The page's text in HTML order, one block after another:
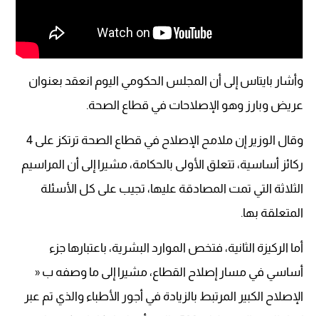
وأشار بايتاس إلى أن المجلس الحكومي اليوم انعقد بعنوان
عريض وبارز وهو الإصلاحات في قطاع الصحة.
وقال الوزير إن ملامح الإصلاح في قطاع الصحة ترتكز على 4
ركائز أساسية، تتعلق الأولى بالحكامة، مشيرا إلى أن المراسيم
الثلاثة التي تمت المصادقة عليها، تجيب على كل الأسئلة
المتعلقة بها.
أما الركيزة الثانية، فتخص الموارد البشرية، باعتبارها جزء
أساسي في مسار إصلاح القطاع، مشيرا إلى ما وصفه ب «
الإصلاح الكبير المرتبط بالزيادة في أجور الأطباء والذي تم عبر